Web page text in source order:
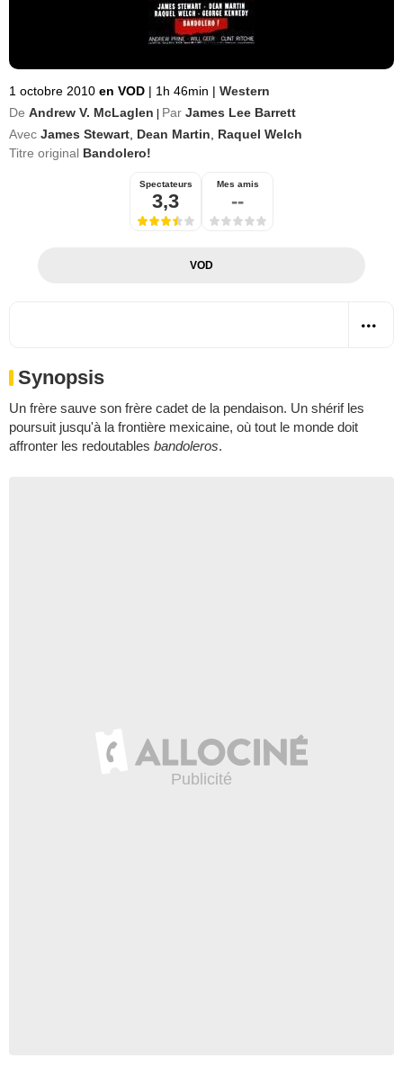
1 octobre 2010 en VOD | 1h 46min | Western
De Andrew V. McLaglen Par James Lee Barrett
Avec James Stewart Dean Martin
Raquel Welch
Titre original Bandolero!
Spectateurs
3,3
Mes amis
--
VOD
Synopsis
Un frère sauve son frère cadet de la pendaison. Un shérif les
poursuit jusqu'à la frontière mexicaine, où tout le monde doit
affronter les redoutables bandoleros.